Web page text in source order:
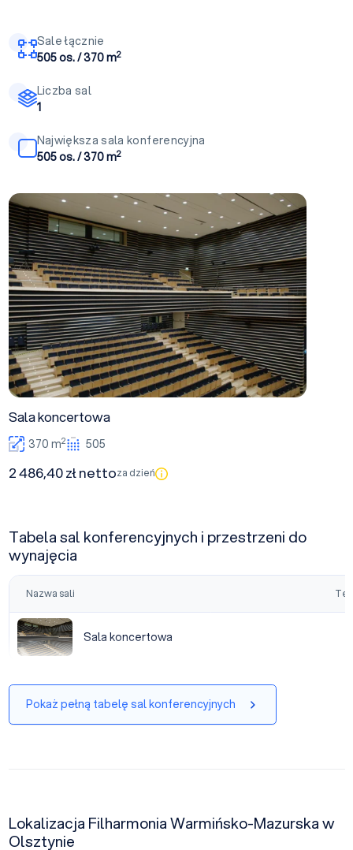
Sale łącznie
505 os. / 370 m2
Liczba sal
1
Największa sala konferencyjna
505 os. / 370 m2
Sala koncertowa
Sala koncertowa
370 m2 505
2 486,40 zł nettoza dzień
Tabela sal konferencyjnych i przestrzeni do
wynajęcia
Nazwa sali
Sala koncertowa
Sala koncertowa
Pokaż pełną tabelę sal konferencyjnych
Lokalizacja Filharmonia Warmińsko-Mazurska w
Olsztynie